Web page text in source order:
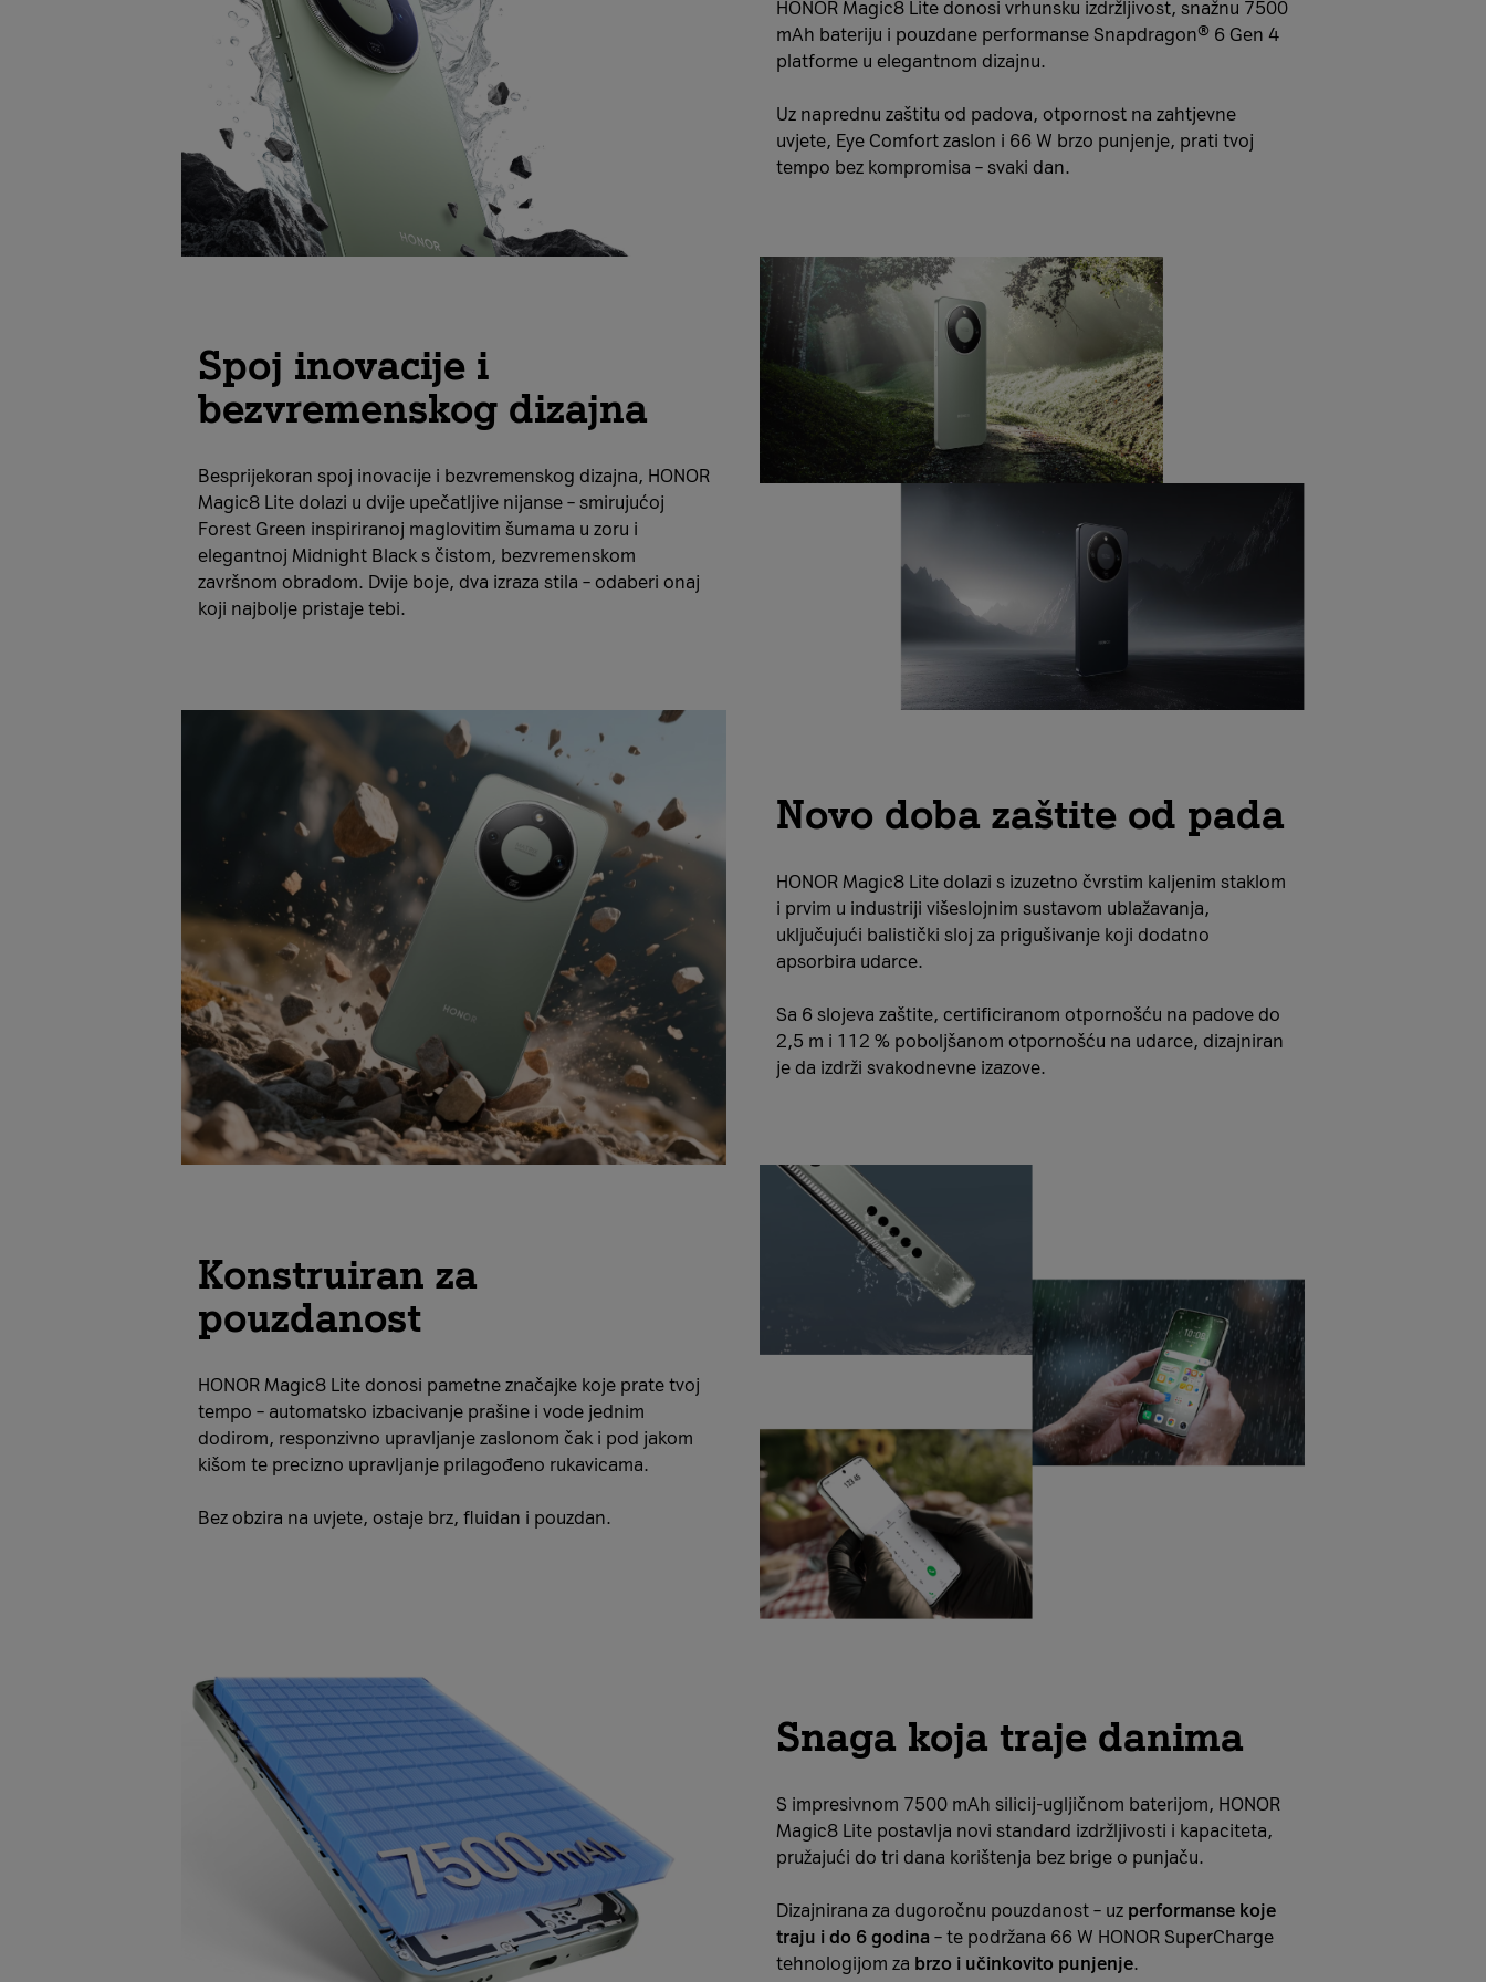
HONOR Magic8 Lite donosi vrhunsku izdržljivost, snažnu 7500
mAh bateriju i pouzdane performanse Snapdragon® 6 Gen 4
platforme u elegantnom dizajnu.
Uz naprednu zaštitu od padova, otpornost na zahtjevne
uvjete, Eye Comfort zaslon i 66 W brzo punjenje, prati tvoj
tempo bez kompromisa – svaki dan.
Spoj inovacije i
bezvremenskog dizajna
Besprijekoran spoj inovacije i bezvremenskog dizajna, HONOR
Magic8 Lite dolazi u dvije upečatljive nijanse – smirujućoj
Forest Green inspiriranoj maglovitim šumama u zoru i
elegantnoj Midnight Black s čistom, bezvremenskom
završnom obradom. Dvije boje, dva izraza stila – odaberi onaj
koji najbolje pristaje tebi.
Novo doba zaštite od pada
HONOR Magic8 Lite dolazi s izuzetno čvrstim kaljenim staklom
i prvim u industriji višeslojnim sustavom ublažavanja,
uključujući balistički sloj za prigušivanje koji dodatno
apsorbira udarce.
Sa 6 slojeva zaštite, certificiranom otpornošću na padove do
2,5 m i 112 % poboljšanom otpornošću na udarce, dizajniran
je da izdrži svakodnevne izazove.
Konstruiran za
pouzdanost
HONOR Magic8 Lite donosi pametne značajke koje prate tvoj
tempo – automatsko izbacivanje prašine i vode jednim
dodirom, responzivno upravljanje zaslonom čak i pod jakom
kišom te precizno upravljanje prilagođeno rukavicama.
Bez obzira na uvjete, ostaje brz, fluidan i pouzdan.
Snaga koja traje danima
S impresivnom 7500 mAh silicij-ugljičnom baterijom, HONOR
Magic8 Lite postavlja novi standard izdržljivosti i kapaciteta,
pružajući do tri dana korištenja bez brige o punjaču.
Dizajnirana za dugoročnu pouzdanost – uz performanse koje
traju i do 6 godina – te podržana 66 W HONOR SuperCharge
tehnologijom za brzo i učinkovito punjenje.